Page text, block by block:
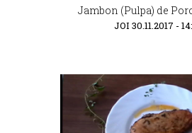
Jambon (Pulpa) de
JOI 30.11.2017 -